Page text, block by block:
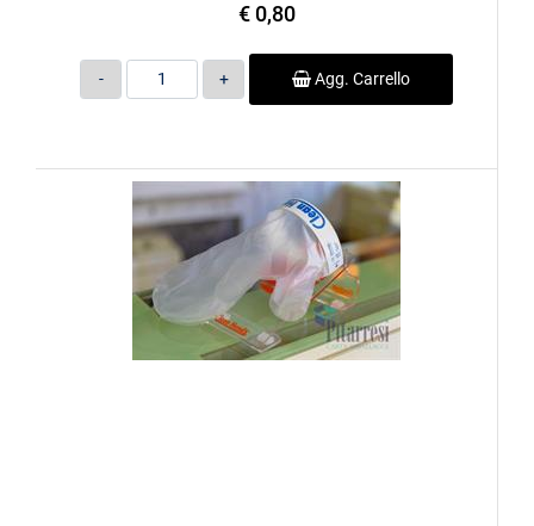
€ 0,80
Quantità
Agg. Carrello